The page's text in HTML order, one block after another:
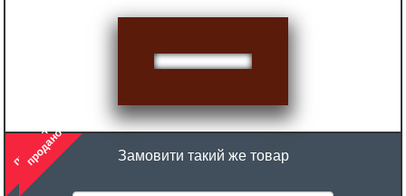
продано
продано Замовити такий же товар